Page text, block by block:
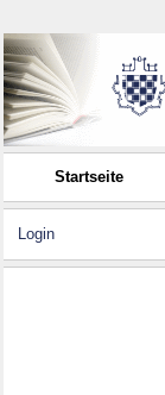
Startseite
Login